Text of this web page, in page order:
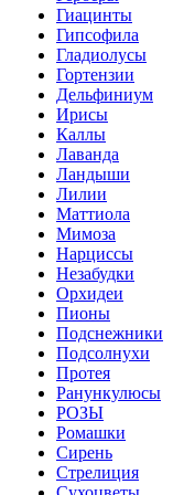
Гиацинты
Гипсофила
Гладиолусы
Гортензии
Дельфиниум
Ирисы
Каллы
Лаванда
Ландыши
Лилии
Маттиола
Мимоза
Нарциссы
Незабудки
Орхидеи
Пионы
Подснежники
Подсолнухи
Протея
Ранункулюсы
РОЗЫ
Ромашки
Сирень
Стрелиция